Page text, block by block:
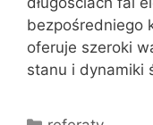
bezpośredniego
oferuje szeroki
stanu i dynamiki
Kategorie